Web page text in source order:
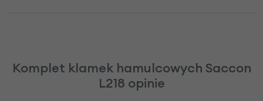
Komplet klamek hamulcowych Saccon
L218 opinie